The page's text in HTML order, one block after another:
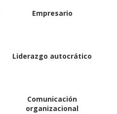
Empresario
Liderazgo autocrático
Comunicación
organizacional